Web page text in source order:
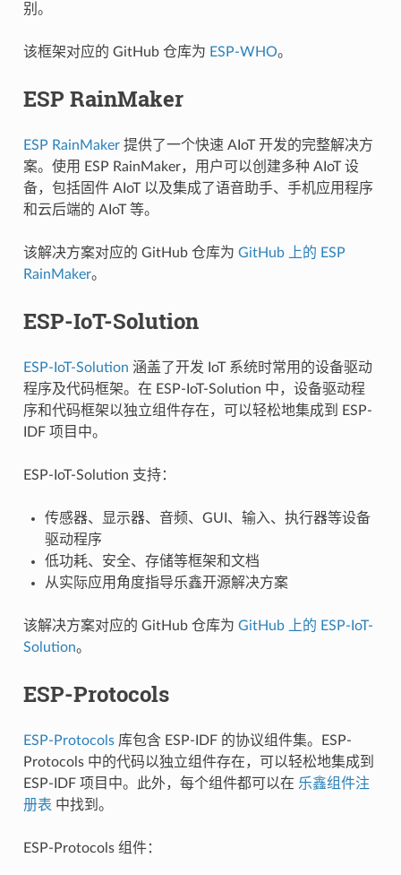
别。
该框架对应的 GitHub 仓库为 ESP-WHO。
ESP RainMaker
ESP RainMaker提供了一个快速 AIoT 开发的完整解决方
案。使用 ESP RainMaker，用户可以创建多种 AIoT 设
备，包括固件 AIoT 以及集成了语音助手、手机应用程序
和云后端的 AIoT 等。
该解决方案对应的 GitHub 仓库为 GitHub 上的 ESP
RainMaker。
ESP-IoT-Solution
ESP-IoT-Solution 涵盖了开发 IoT 系统时常用的设备驱动
程序及代码框架。在 ESP-IoT-Solution 中，设备驱动程
序和代码框架以独立组件存在，可以轻松地集成到 ESP-
IDF 项目中。
ESP-IoT-Solution 支持：
传感器、显示器、音频、GUI、输入、执行器等设备
驱动程序
低功耗、安全、存储等框架和文档
从实际应用角度指导乐鑫开源解决方案
该解决方案对应的 GitHub 仓库为 GitHub 上的 ESP-IoT-
Solution。
ESP-Protocols
ESP-Protocols库包含 ESP-IDF 的协议组件集。ESP-
Protocols 中的代码以独立组件存在，可以轻松地集成到
ESP-IDF 项目中。此外，每个组件都可以在 乐鑫组件注
册表 中找到。
ESP-Protocols 组件：